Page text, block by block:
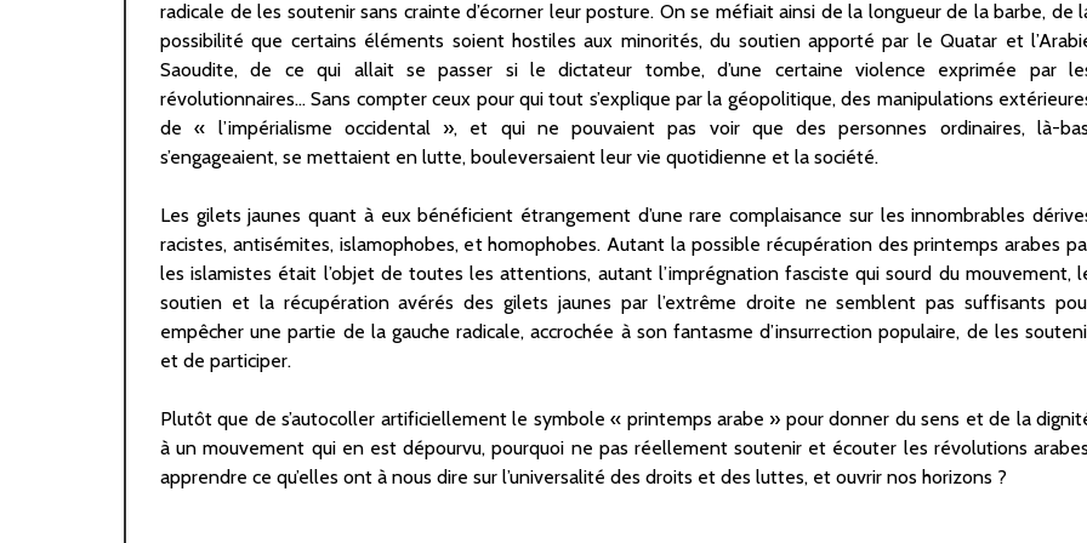
radicale de les soutenir sans crainte d’écorner leur posture. On se méfiait ainsi de la longueur de la barbe, de
possibilité que certains éléments soient hostiles aux minorités, du soutien apporté par le Quatar et
Saoudite, de ce qui allait se passer si le dictateur tombe, d’une certaine violence exprimée par
révolutionnaires… Sans compter ceux pour qui tout s’explique par la géopolitique, des manipulations
de « l’impérialisme occidental », et qui ne pouvaient pas voir que des personnes ordinaires, là-
s’engageaient, se mettaient en lutte, bouleversaient leur vie quotidienne et la société.
Les gilets jaunes quant à eux bénéficient étrangement d’une rare complaisance sur les innombrables
racistes, antisémites, islamophobes, et homophobes. Autant la possible récupération des printemps arabes
les islamistes était l’objet de toutes les attentions, autant l’imprégnation fasciste qui sourd du mouvement,
soutien et la récupération avérés des gilets jaunes par l’extrême droite ne semblent pas suffisants
empêcher une partie de la gauche radicale, accrochée à son fantasme d’insurrection populaire, de les
et de participer.
Plutôt que de s’autocoller artificiellement le symbole « printemps arabe » pour donner du sens et de la
à un mouvement qui en est dépourvu, pourquoi ne pas réellement soutenir et écouter les révolutions
apprendre ce qu’elles ont à nous dire sur l’universalité des droits et des luttes, et ouvrir nos horizons ?